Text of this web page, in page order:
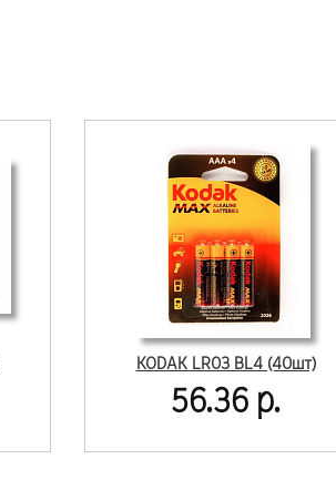
KODAK LR03 BL4 (40шт)
56.36 р.